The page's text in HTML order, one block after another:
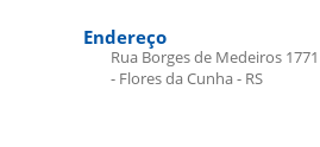
Endereço
Rua Borges de Medeiros
- Flores da Cunha - RS